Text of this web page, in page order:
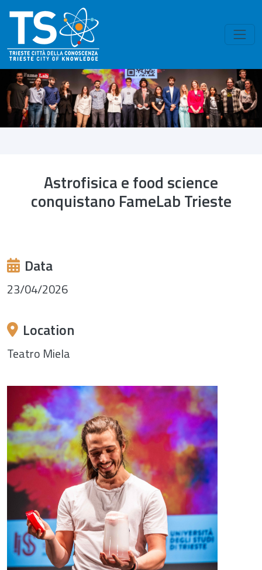
Astrofisica e food science
conquistano FameLab Trieste
Data
23/04/2026
Location
Teatro Miela
Image